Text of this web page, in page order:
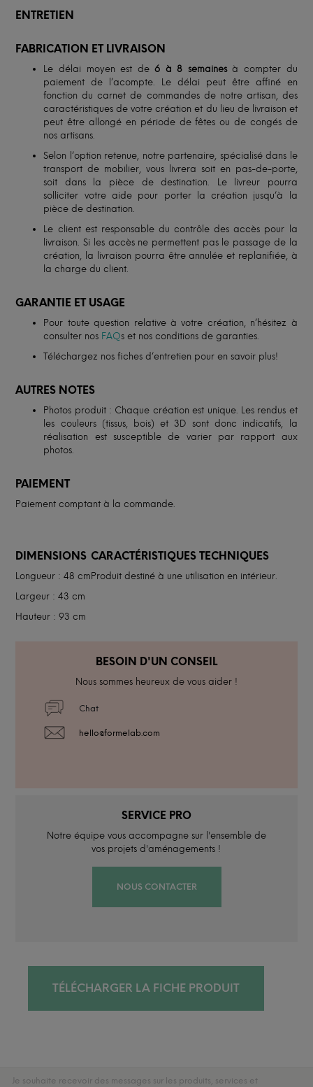
ENTRETIEN
FABRICATION ET LIVRAISON
Le délai moyen est de6 à 8 semainesà compter du
paiement de l’acompte. Le délai peut être affiné en
fonction du carnet de commandes de notre artisan, des
caractéristiques de votre création et du lieu de livraison et
peut être allongé en période de fêtes ou de congés de
nos artisans.
Selon l’option retenue, notre partenaire, spécialisé dans le
transport de mobilier, vous livrera soit en pas-de-porte,
soit dans la pièce de destination. Le livreur pourra
solliciter votre aide pour porter la création jusqu’à la
pièce de destination.
Le client est responsable du contrôle des accès pour la
livraison. Si les accès ne permettent pas le passage de la
création, la livraison pourra être annulée et replanifiée, à
la charge du client.
GARANTIE ET USAGE
Pour toute question relative à votre création, n’hésitez à
consulter nos FAQs et nos conditions de garanties.
Téléchargez nos fiches d’entretien pour en savoir plus!
AUTRES NOTES
Photos produit : Chaque création est unique. Les rendus et
les couleurs (tissus, bois) et 3D sont donc indicatifs, la
réalisation est susceptible de varier par rapport aux
photos.
PAIEMENT
Paiement comptant à la commande.
DIMENSIONS
Longueur : 48 cm
Largeur : 43 cm
Hauteur : 93 cm
CARACTÉRISTIQUES TECHNIQUES
Produit destiné à une utilisation en intérieur.
BESOIN D'UN CONSEIL
Nous sommes heureux de vous aider !
Chat
hello@formelab.com
SERVICE PRO
Notre équipe vous accompagne sur l'ensemble de
vos projets d'aménagements !
NOUS CONTACTER
TÉLÉCHARGER LA FICHE PRODUIT
Je souhaite recevoir des messages sur les produits, services et